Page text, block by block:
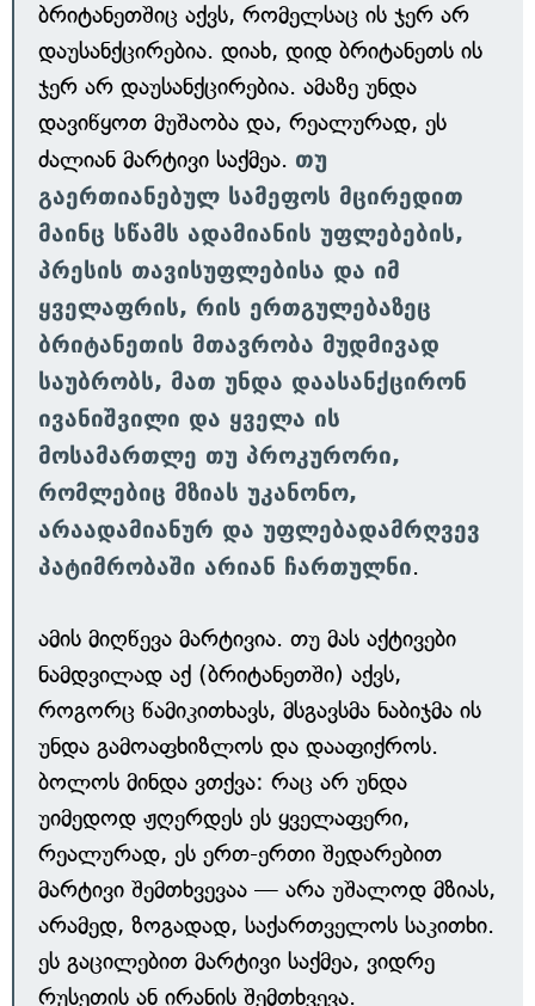
ბრიტანეთშიც აქვს, რომელსაც ის ჯერ არ
დაუსანქცირებია. დიახ, დიდ ბრიტანეთს ის
ჯერ არ დაუსანქცირებია. ამაზე უნდა
დავიწყოთ მუშაობა და, რეალურად, ეს
ძალიან მარტივი საქმეა. თუ
გაერთიანებულ სამეფოს მცირედით
მაინც სწამს ადამიანის უფლებების,
პრესის თავისუფლებისა და იმ
ყველაფრის, რის ერთგულებაზეც
ბრიტანეთის მთავრობა მუდმივად
საუბრობს, მათ უნდა დაასანქცირონ
ივანიშვილი და ყველა ის
მოსამართლე თუ პროკურორი,
რომლებიც მზიას უკანონო,
არაადამიანურ და უფლებადამრღვევ
პატიმრობაში არიან ჩართულნი.
ამის მიღწევა მარტივია. თუ მას აქტივები
ნამდვილად აქ (ბრიტანეთში) აქვს,
როგორც წამიკითხავს, მსგავსმა ნაბიჯმა ის
უნდა გამოაფხიზლოს და დააფიქროს.
ბოლოს მინდა ვთქვა: რაც არ უნდა
უიმედოდ ჟღერდეს ეს ყველაფერი,
რეალურად, ეს ერთ-ერთი შედარებით
მარტივი შემთხვევაა — არა უშალოდ მზიას,
არამედ, ზოგადად, საქართველოს საკითხი.
ეს გაცილებით მარტივი საქმეა, ვიდრე
რუსეთის ან ირანის შემთხვევა.